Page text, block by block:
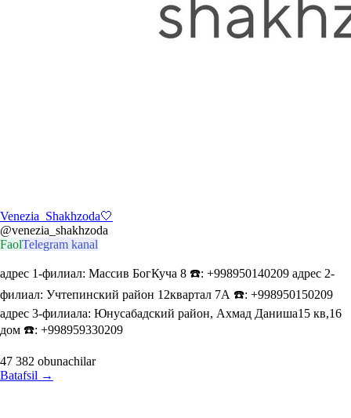
Venezia_Shakhzoda🤍
@venezia_shakhzoda
FaolTelegram kanal
адрес 1-филиал: Массив БогКуча 8 ☎️: +998950140209 адрес 2-
филиал: Учтепинский район 12квартал 7А ☎️: +998950150209
адрес 3-филиала: Юнусабадский район, Ахмад Даниша15 кв,16
дом ☎️: +998959330209
47 382 obunachilar
Batafsil →